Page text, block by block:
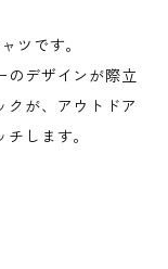
ツです。
のデザインが際立
クが、アウトドア
します。